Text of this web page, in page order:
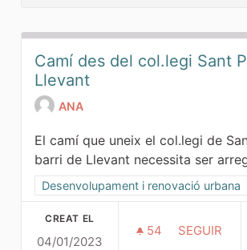
Camí des del col.legi Sant
Llevant
ANA
El camí que uneix el col.legi de
barri de Llevant necessita ser
Resultats al filtrar per la categoria:
Desenvolupament i renovació urbana
CREAT EL
04/01/2023
54 54
SEGUIR